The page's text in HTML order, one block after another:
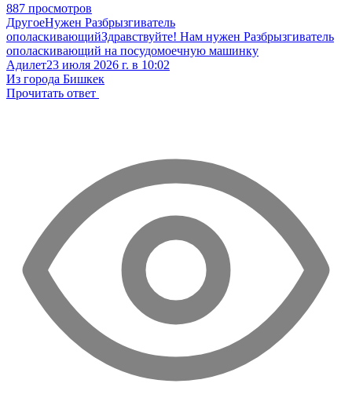
887 просмотров
ДругоеНужен Разбрызгиватель
ополаскивающийЗдравствуйте! Нам нужен Разбрызгиватель
ополаскивающий на посудомоечную машинку
Адилет23 июля 2026 г. в 10:02
Из города Бишкек
Прочитать ответ